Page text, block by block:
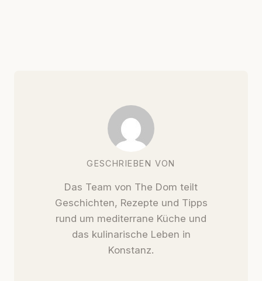
GESCHRIEBEN VON
Das Team von The Dom teilt
Geschichten, Rezepte und Tipps
rund um mediterrane Küche und
das kulinarische Leben in
Konstanz.